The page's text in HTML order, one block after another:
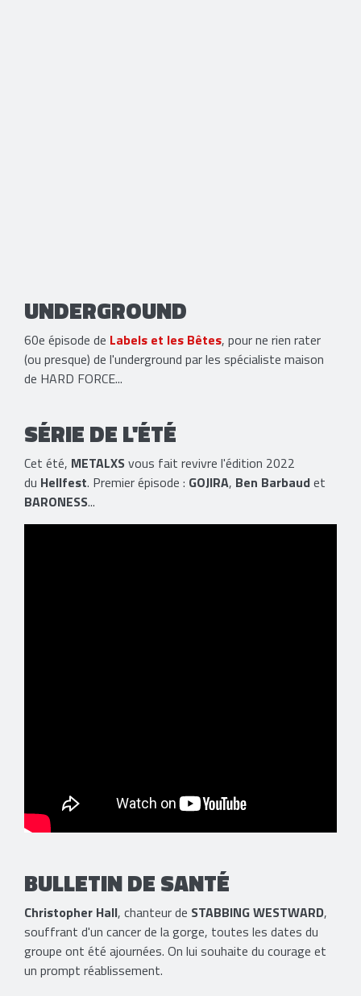
UNDERGROUND
60e épisode de Labels et les Bêtes, pour ne rien rater
(ou presque) de l'underground par les spécialiste maison
de HARD FORCE...
SÉRIE DE L'ÉTÉ
Cet été, METALXSvous fait revivre l'édition 2022
du Hellfest. Premier épisode : GOJIRA, Ben Barbaudet
BARONESS...
BULLETIN DE SANTÉ
Christopher Hall, chanteur de STABBING WESTWARD,
souffrant d'un cancer de la gorge, toutes les dates du
groupe ont été ajournées. On lui souhaite du courage et
un prompt réablissement.